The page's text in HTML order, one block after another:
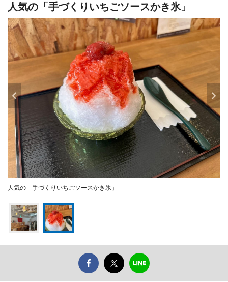
人気の「手づくりいちごソースかき氷」
人気の「手づくりいちごソースかき氷」